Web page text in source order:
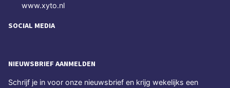
www.xyto.nl
SOCIAL MEDIA
NIEUWSBRIEF AANMELDEN
Schrijf je in voor onze nieuwsbrief en krijg wekelijks een